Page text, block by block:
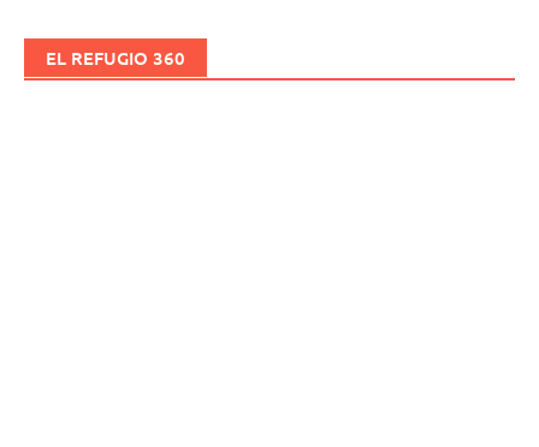
EL REFUGIO 360